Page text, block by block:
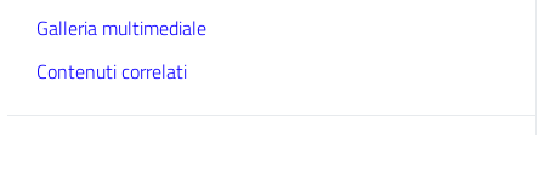
Galleria multimediale
Contenuti correlati